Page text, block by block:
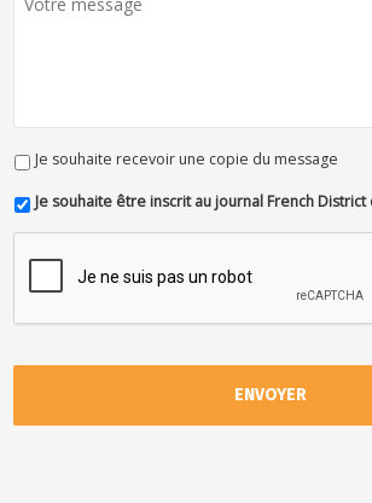
Je souhaite recevoir une copie du message
Je souhaite être inscrit au journal French